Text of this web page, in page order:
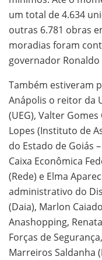
um total de 4.634
outras 6.781 obras
moradias foram
governador Ronaldo
Também estiveram
Anápolis o reitor da
(UEG), Valter
Lopes (Instituto de
do Estado de Goiás
Caixa Econômica
(Rede) e Elma
administrativo do
(Daia), Marlon
Anashopping,
Forças de
Marreiros Saldanha